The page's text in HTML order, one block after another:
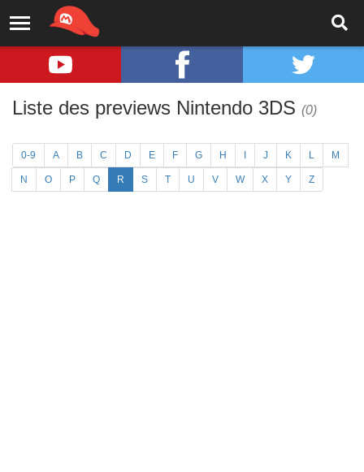
Liste des previews Nintendo 3DS (0)
0-9 A B C D E F G H J K L M
N O P Q R S T U V W X Y Z